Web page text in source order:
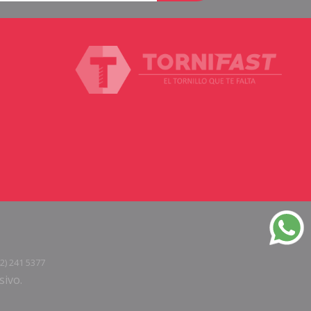
241 5377